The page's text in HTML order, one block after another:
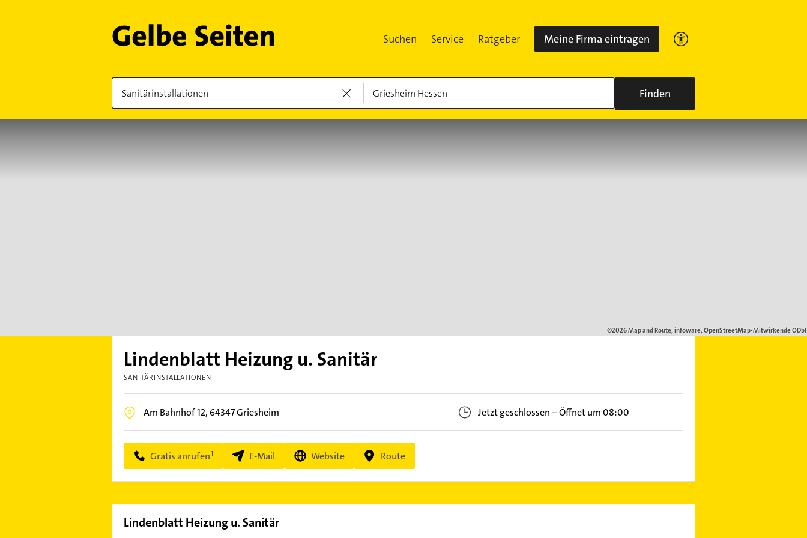
Suchen Service Ratgeber Meine Firma eintragen
Finden
Lindenblatt Heizung u. Sanitär
SANITÄRINSTALLATIONEN
Am Bahnhof 12, 64347Griesheim Jetzt geschlossen–Öffnet um 08:00
Gratis anrufen E-Mail Website Route
Lindenblatt Heizung u. Sanitär